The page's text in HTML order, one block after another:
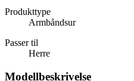
Produkttype
Armbåndsur
Passer til
Herre
Modellbeskrivelse